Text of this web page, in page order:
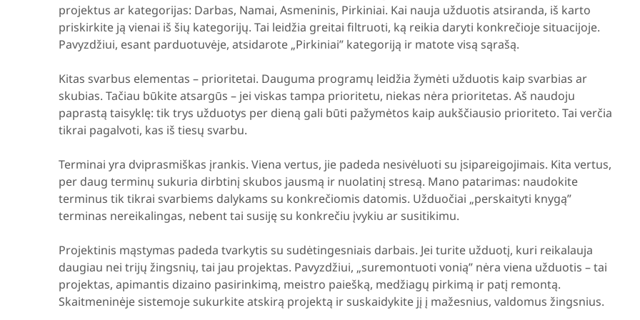
projektus ar kategorijas: Darbas, Namai, Asmeninis, Pirkiniai. Kai nauja užduotis atsiranda, iš karto
priskirkite ją vienai iš šių kategorijų. Tai leidžia greitai filtruoti, ką reikia daryti konkrečioje situacijoje.
Pavyzdžiui, esant parduotuvėje, atsidarote „Pirkiniai” kategoriją ir matote visą sąrašą.
Kitas svarbus elementas – prioritetai. Dauguma programų leidžia žymėti užduotis kaip svarbias ar
skubias. Tačiau būkite atsargūs – jei viskas tampa prioritetu, niekas nėra prioritetas. Aš naudoju
paprastą taisyklę: tik trys užduotys per dieną gali būti pažymėtos kaip aukščiausio prioriteto. Tai verčia
tikrai pagalvoti, kas iš tiesų svarbu.
Terminai yra dviprasmiškas įrankis. Viena vertus, jie padeda nesivėluoti su įsipareigojimais. Kita vertus,
per daug terminų sukuria dirbtinį skubos jausmą ir nuolatinį stresą. Mano patarimas: naudokite
terminus tik tikrai svarbiems dalykams su konkrečiomis datomis. Užduočiai „perskaityti knygą”
terminas nereikalingas, nebent tai susiję su konkrečiu įvykiu ar susitikimu.
Projektinis mąstymas padeda tvarkytis su sudėtingesniais darbais. Jei turite užduotį, kuri reikalauja
daugiau nei trijų žingsnių, tai jau projektas. Pavyzdžiui, „suremontuoti vonią” nėra viena užduotis – tai
projektas, apimantis dizaino pasirinkimą, meistro paiešką, medžiagų pirkimą ir patį remontą.
Skaitmeninėje sistemoje sukurkite atskirą projektą ir suskaidykite jį į mažesnius, valdomus žingsnius.